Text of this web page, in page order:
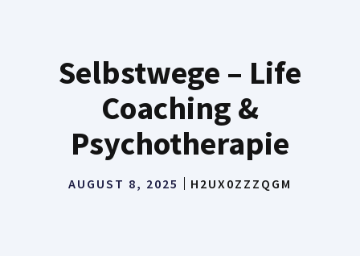
Selbstwege – Life
Coaching &
Psychotherapie
AUGUST 8, 2025 H2UX0ZZZQGM